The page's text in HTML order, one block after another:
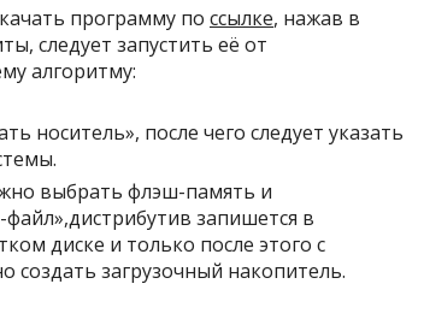
программу по ссылке, нажав в
следует запустить её от
алгоритму:
носитель», после чего следует указать
выбрать флэш-память и
запишется в
диске и только после этого с
загрузочный накопитель.